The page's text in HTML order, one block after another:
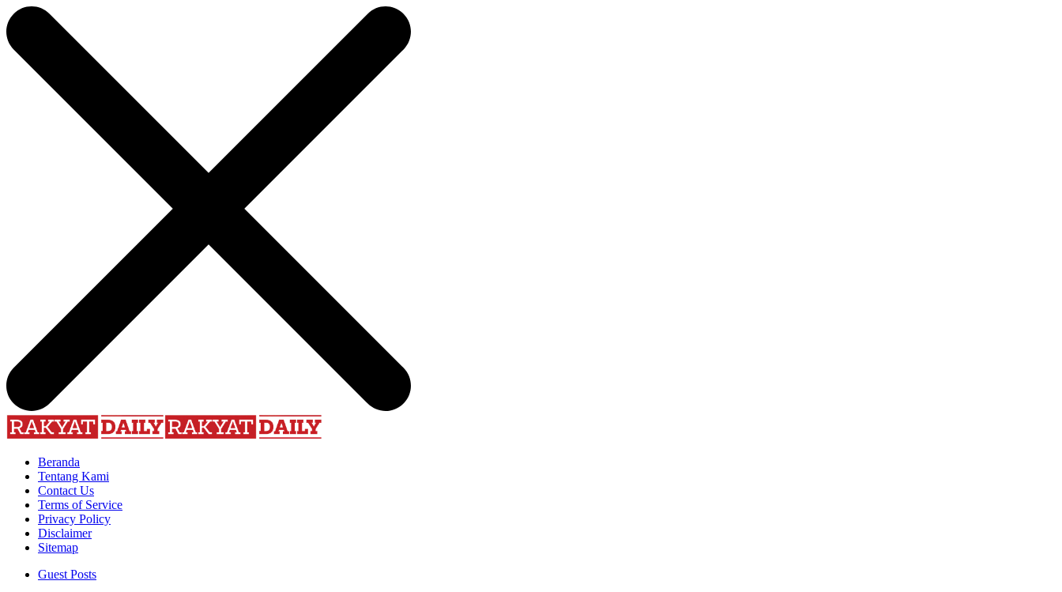
Beranda
Tentang Kami
Contact Us
Terms of Service
Privacy Policy
Disclaimer
Sitemap
Guest Posts